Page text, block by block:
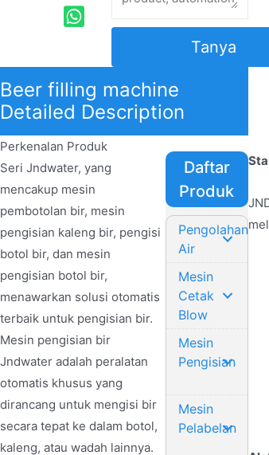
Tanya
Beer filling machine
Detailed Description
Perkenalan Produk
Seri Jndwater, yang
mencakup mesin
pembotolan bir, mesin
pengisian kaleng bir, pengisi
botol bir, dan mesin
pengisian botol bir,
menawarkan solusi otomatis
terbaik untuk pengisian bir.
Mesin pengisian bir
Jndwater adalah peralatan
otomatis khusus yang
dirancang untuk mengisi bir
secara tepat ke dalam botol,
kaleng, atau wadah lainnya.
Daftar
Produk
Pengolahan
Air
Mesin
Cetak
Blow
Mesin
Pengisian
Mesin
Pelabelan